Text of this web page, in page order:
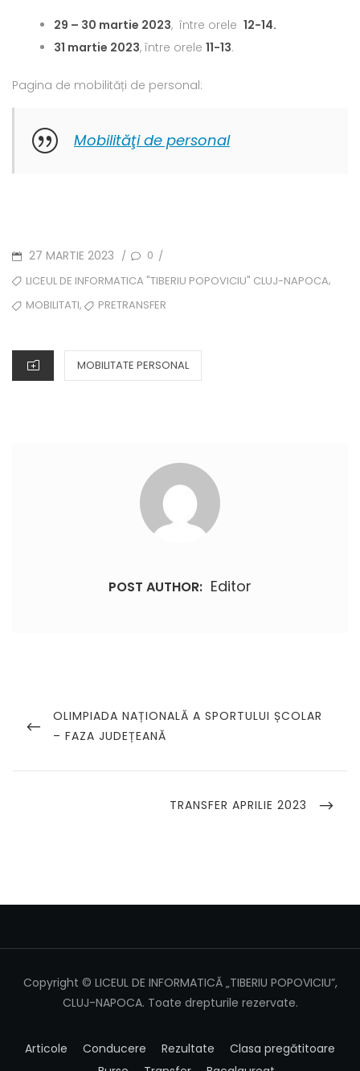
29 – 30 martie 2023, între orele12-14.
31 martie 2023, între orele11-13.
Pagina de mobilități de personal:
Mobilităţi de personal
POSTED
ON
27 MARTIE 2023 / 0 /
TAGSLICEUL DE INFORMATICA "TIBERIU POPOVICIU" CLUJ-NAPOCA,
MOBILITATI, PRETRANSFER
CATEGORIES
MOBILITATE PERSONAL
POST AUTHOR: Editor
articole
PREVIOUS
POST
OLIMPIADA NAȚIONALĂ A SPORTULUI ȘCOLAR
– FAZA JUDEȚEANĂ
NEXT
TRANSFER APRILIE 2023
Copyright © LICEUL DE INFORMATICĂ „TIBERIU POPOVICIU”,
CLUJ-NAPOCA. Toate drepturile rezervate.
Articole Conducere Rezultate
Clasa pregătitoare